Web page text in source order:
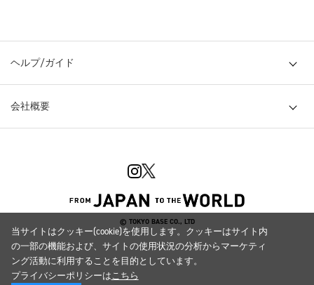
ヘルプ/ガイド
会社概要
© TOKYO BASE CO., LTD
当サイトはクッキー(cookie)を使用します。クッキーはサイト内
の一部の機能および、サイトの使用状況の分析からマーケティ
ング活動に利用することを目的としています。
プライバシーポリシーはこちら